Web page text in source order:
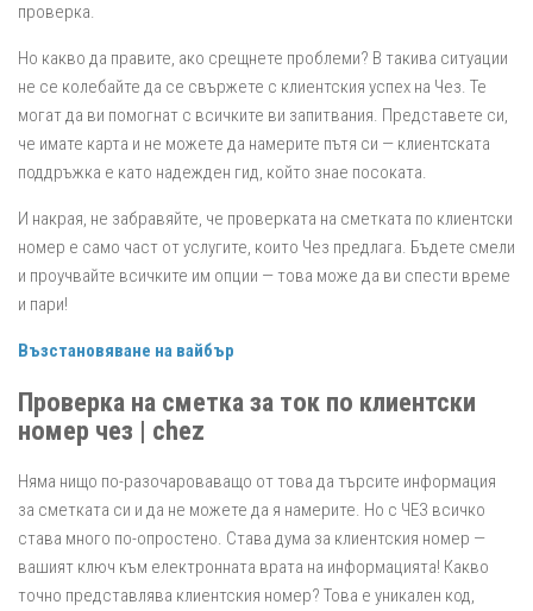
проверка.
Но какво да правите, ако срещнете проблеми? В такива ситуации
не се колебайте да се свържете с клиентския успех на Чез. Те
могат да ви помогнат с всичките ви запитвания. Представете си,
че имате карта и не можете да намерите пътя си — клиентската
поддръжка е като надежден гид, който знае посоката.
И накрая, не забравяйте, че проверката на сметката по клиентски
номер е само част от услугите, които Чез предлага. Бъдете смели
и проучвайте всичките им опции — това може да ви спести време
и пари!
Възстановяване на вайбър
Проверка на сметка за ток по клиентски
номер чез | chez
Няма нищо по-разочароваващо от това да търсите информация
за сметката си и да не можете да я намерите. Но с ЧЕЗ всичко
става много по-опростено. Става дума за клиентския номер —
вашият ключ към електронната врата на информацията! Какво
точно представлява клиентския номер? Това е уникален код,